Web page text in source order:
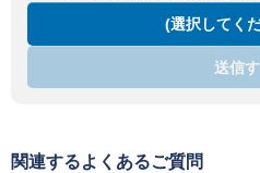
(選択してく
送信
関連するよくあるご質問